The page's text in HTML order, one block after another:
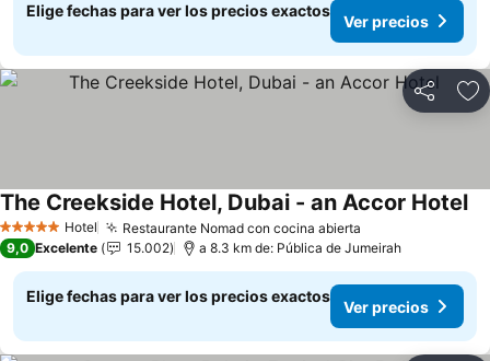
Elige fechas para ver los precios exactos
Ver precios
Compartir
5 Estrellas Hotel Restaurante Nomad con cocina abierta
The Creekside Hotel, Dubai - an Accor Hotel
9,0 Excelente 15.002 a 8.3 km de: Pública de Jumeirah
Elige fechas para ver los precios exactos
Ver precios